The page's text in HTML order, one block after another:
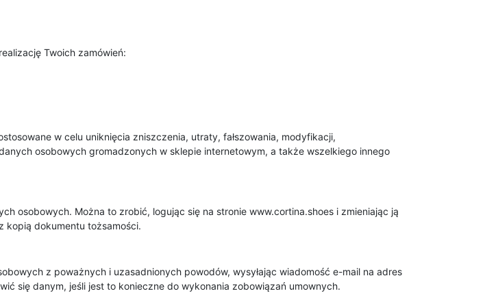
Twoich zamówień:
w celu uniknięcia zniszczenia, utraty, fałszowania, modyfikacji,
osobowych gromadzonych w sklepie internetowym, a także wszelkiego innego
osobowych. Można to zrobić, logując się na stronie www.cortina.shoes i zmieniając ją
kopią dokumentu tożsamości.
z poważnych i uzasadnionych powodów, wysyłając wiadomość e-mail na adres
się danym, jeśli jest to konieczne do wykonania zobowiązań umownych.